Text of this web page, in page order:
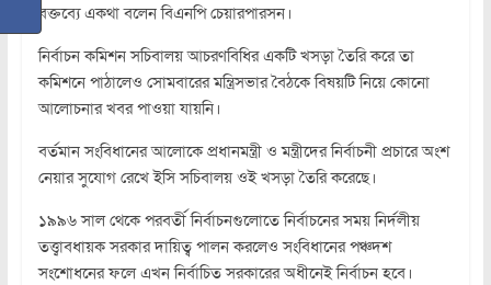
বক্তব্যে একথা বলেন বিএনপি চেয়ারপারসন।
নির্বাচন কমিশন সচিবালয় আচরণবিধির একটি খসড়া তৈরি করে তা
কমিশনে পাঠালেও সোমবারের মন্ত্রিসভার বৈঠকে বিষয়টি নিয়ে কোনো
আলোচনার খবর পাওয়া যায়নি।
বর্তমান সংবিধানের আলোকে প্রধানমন্ত্রী ও মন্ত্রীদের নির্বাচনী প্রচারে অংশ
নেয়ার সুযোগ রেখে ইসি সচিবালয় ওই খসড়া তৈরি করেছে।
১৯৯৬ সাল থেকে পরবর্তী নির্বাচনগুলোতে নির্বাচনের সময় নির্দলীয়
তত্ত্বাবধায়ক সরকার দায়িত্ব পালন করলেও সংবিধানের পঞ্চদশ
সংশোধনের ফলে এখন নির্বাচিত সরকারের অধীনেই নির্বাচন হবে।